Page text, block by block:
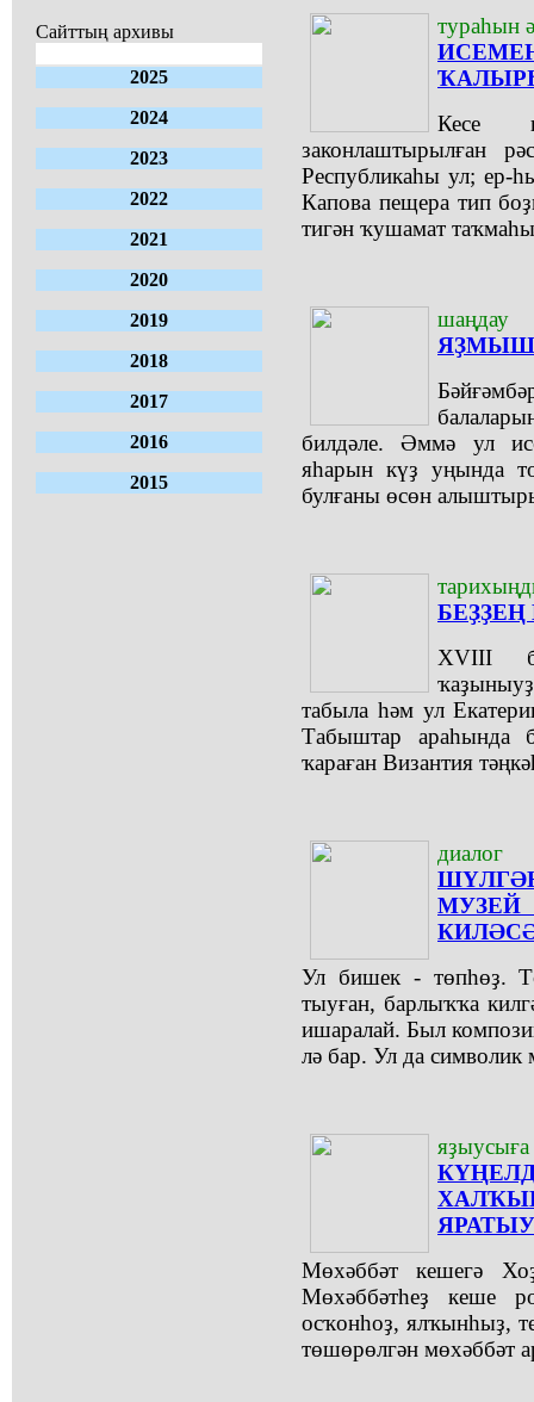
Сайттың архивы
2025
2024
2023
2022
2021
2020
2019
2018
2017
2016
2015
тураһын
Кесе
законлаштырылған
Республикаһы ул; ер-
Капова пещера тип
тигән ҡушамат
шаңдау
билдәле. Әммә ул
яһарын күҙ уңында
булғаны өсөн
XVIII
табыла һәм ул
Табыштар араһында
ҡараған Византия
диалог
Ул бишек - төпһөҙ.
тыуған, барлыҡҡа
ишаралай. Был
лә бар. Ул да символик
Мөхәббәт кешегә
Мөхәббәтһеҙ кеше
осҡонһоҙ, ялҡынһыҙ,
төшөрөлгән мөхәббәт